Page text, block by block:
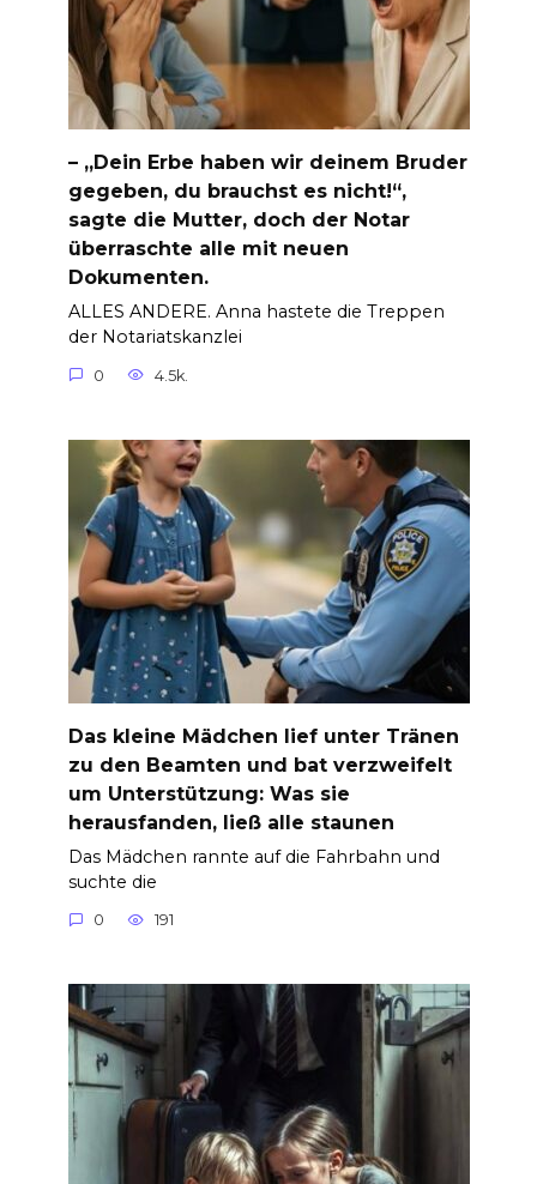
– „Dein Erbe haben wir deinem Bruder
gegeben, du brauchst es nicht!“,
sagte die Mutter, doch der Notar
überraschte alle mit neuen
Dokumenten.
ALLES ANDERE. Anna hastete die Treppen
der Notariatskanzlei
0 4.5k.
Das kleine Mädchen lief unter Tränen
zu den Beamten und bat verzweifelt
um Unterstützung: Was sie
herausfanden, ließ alle staunen
Das Mädchen rannte auf die Fahrbahn und
suchte die
0 191